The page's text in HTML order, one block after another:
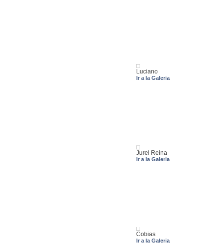
Luciano
Ir a la Galeria
Jurel Reina
Ir a la Galeria
Cobias
Ir a la Galeria